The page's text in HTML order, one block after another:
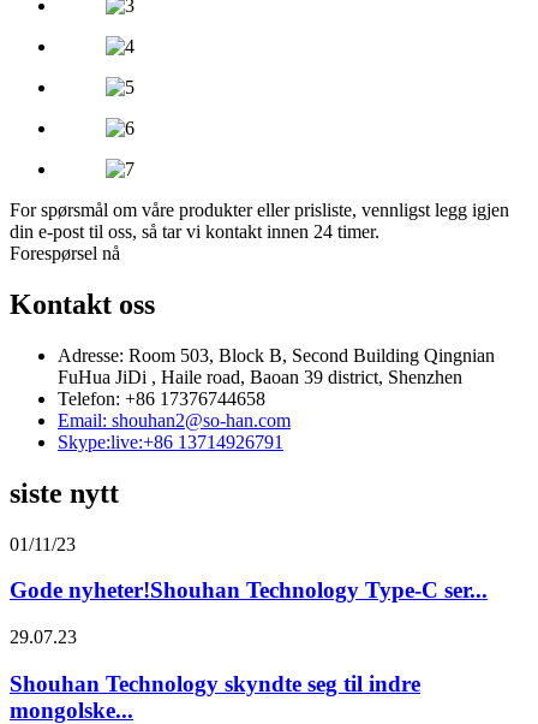
For spørsmål om våre produkter eller prisliste, vennligst legg igjen
din e-post til oss, så tar vi kontakt innen 24 timer.
Forespørsel nå
Kontakt oss
Adresse: Room 503, Block B, Second Building Qingnian
FuHua JiDi , Haile road, Baoan 39 district, Shenzhen
Telefon: +86 17376744658
Email: shouhan2@so-han.com
Skype:live:+86 13714926791
siste nytt
01/11/23
Gode ​​nyheter!Shouhan Technology Type-C ser...
29.07.23
Shouhan Technology skyndte seg til indre
mongolske...